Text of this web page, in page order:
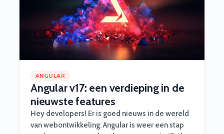
ANGULAR
Angular v17: een verdieping in de
nieuwste features
Hey developers! Er is goed nieuws in de wereld
van webontwikkeling: Angular is weer een stap